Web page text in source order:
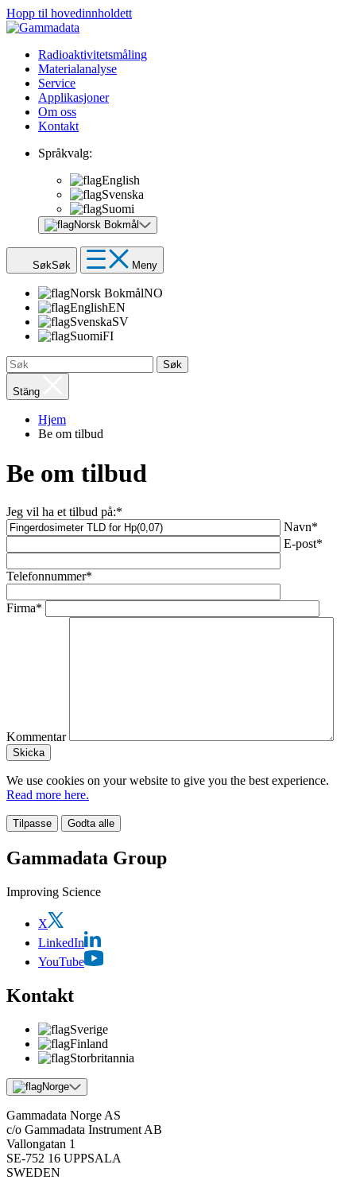
Hopp til hovedinnholdett
Radioaktivitetsmåling
Materialanalyse
Service
Applikasjoner
Om oss
Kontakt
Språkvalg:
English
Svenska
Suomi
Norsk Bokmål
SøkSøk Meny
Norsk BokmålNO
EnglishEN
SvenskaSV
SuomiFI
Søk
Stäng
Hjem
Be om tilbud
Be om tilbud
Jeg vil ha et tilbud på:*
Navn*
E-post*
Telefonnummer*
Firma*
Kommentar
We use cookies on your website to give you the best experience.
Read more here.
Tilpasse Godta alle
Gammadata Group
Improving Science
X
LinkedIn
YouTube
Kontakt
Sverige
Finland
Storbritannia
Norge
Gammadata Norge AS
c/o Gammadata Instrument AB
Vallongatan 1
SE-752 16 UPPSALA
SWEDEN